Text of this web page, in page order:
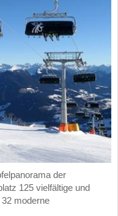
der
125 vielfältige und
moderne